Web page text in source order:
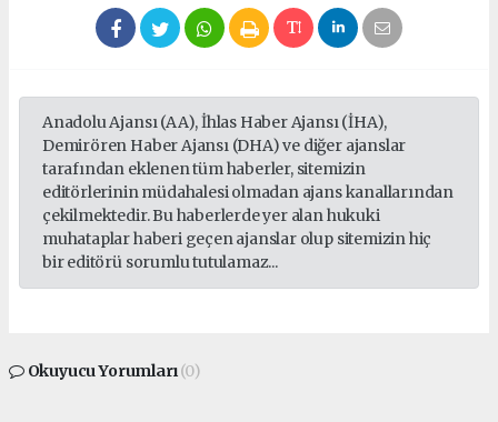
Anadolu Ajansı (AA), İhlas Haber Ajansı (İHA),
Demirören Haber Ajansı (DHA) ve diğer ajanslar
tarafından eklenen tüm haberler, sitemizin
editörlerinin müdahalesi olmadan ajans kanallarından
çekilmektedir. Bu haberlerde yer alan hukuki
muhataplar haberi geçen ajanslar olup sitemizin hiç
bir editörü sorumlu tutulamaz...
Okuyucu Yorumları(0)